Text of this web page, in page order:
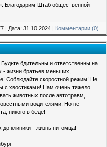
Благодарим Штаб общественной
| Дата: 31.10.2024| Комментарии (0)
бдительны и ответственны на
- жизни братьев меньших,
Соблюдайте скоростной режим! Не
с хвостиками! Нам очень тяжело
животных после автотравм,
водителями. Но не
никого в беде!
клиники - жизнь питомца!